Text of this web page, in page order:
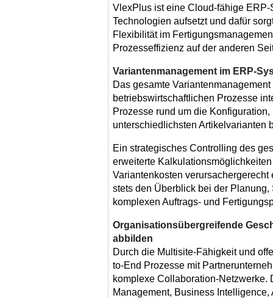
VlexPlus ist eine Cloud-fähige
Technologien aufsetzt und dafür
Flexibilität im
Prozesseffizienz auf der anderen
Variantenmanagement im ERP-
Das gesamte
betriebswirtschaftlichen Prozesse
Prozesse rund um die
unterschiedlichsten Artikelvarianten
Ein strategisches Controlling des
erweiterte
Variantenkosten
stets den Überblick bei der
komplexen Auftrags- und
Organisationsübergreifende
abbilden
Durch die Multisite-Fähigkeit und
to-End Prozesse mit
komplexe Collaboration-Netzwerke.
Management, Business